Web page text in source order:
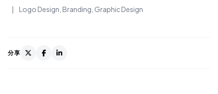
Logo Design Branding Graphic Design
分享